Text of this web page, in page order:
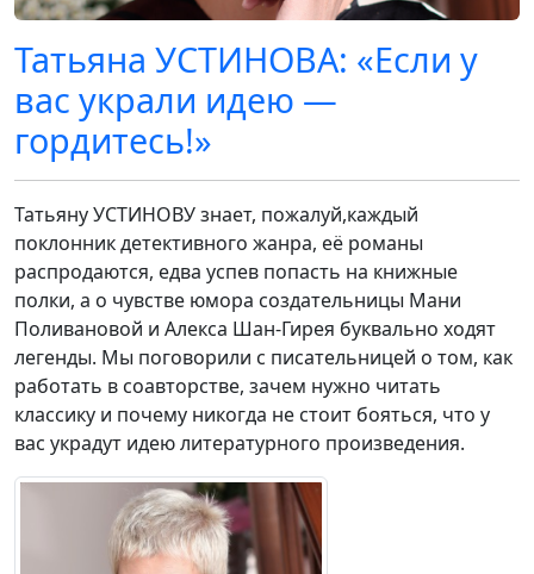
Татьяна УСТИНОВА: «Если у
вас украли идею —
гордитесь!»
Татьяну УСТИНОВУ знает, пожалуй,каждый
поклонник детективного жанра, её романы
распродаются, едва успев попасть на книжные
полки, а о чувстве юмора создательницы Мани
Поливановой и Алекса Шан-Гирея буквально ходят
легенды. Мы поговорили с писательницей о том, как
работать в соавторстве, зачем нужно читать
классику и почему никогда не стоит бояться, что у
вас украдут идею литературного произведения.